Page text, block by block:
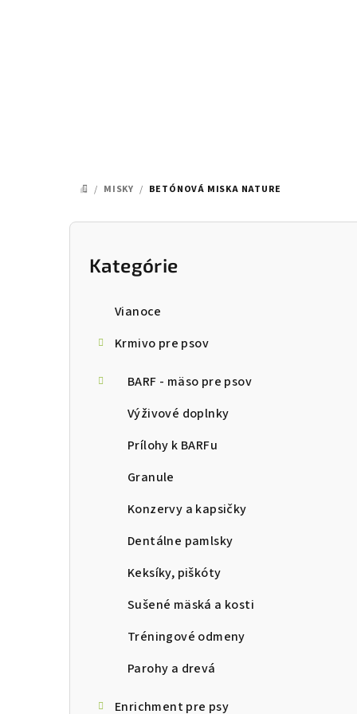
DOMOV
/ MISKY / BETÓNOVÁ MISKA NATURE
B
Preskočiť
kategórie
Kategórie
Vianoce
Krmivo pre psov
BARF - mäso pre psov
Výživové doplnky
Prílohy k BARFu
Granule
Konzervy a kapsičky
Dentálne pamlsky
Keksíky, piškóty
Sušené mäská a kosti
Tréningové odmeny
Parohy a drevá
Enrichment pre psy